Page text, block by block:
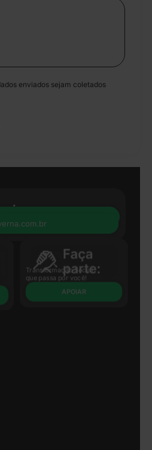
enviados sejam coletados
Transformação Social
que passa por você!
APOIAR